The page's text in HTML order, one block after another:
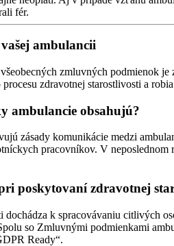
fér.
ambulancii
zmluvných podmienok
zdravotnej starostlivosti a
ambulancie obsahujú?
zásady komunikácie medzi
pracovníkov. V
poskytovaní zdravotnej
dochádza k spracovávaniu citlivých
so Zmluvnými podmienkami
Ready“.